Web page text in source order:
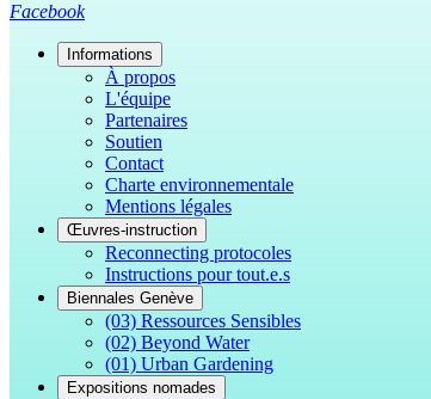
Facebook
Informations
À propos
L'équipe
Partenaires
Soutien
Contact
Charte environnementale
Mentions légales
Œuvres-instruction
Reconnecting protocoles
Instructions pour tout.e.s
Biennales Genève
(03) Ressources Sensibles
(02) Beyond Water
(01) Urban Gardening
Expositions nomades